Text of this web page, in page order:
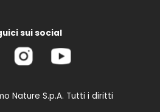
sui social
Nature S.p.A. Tutti i diritti